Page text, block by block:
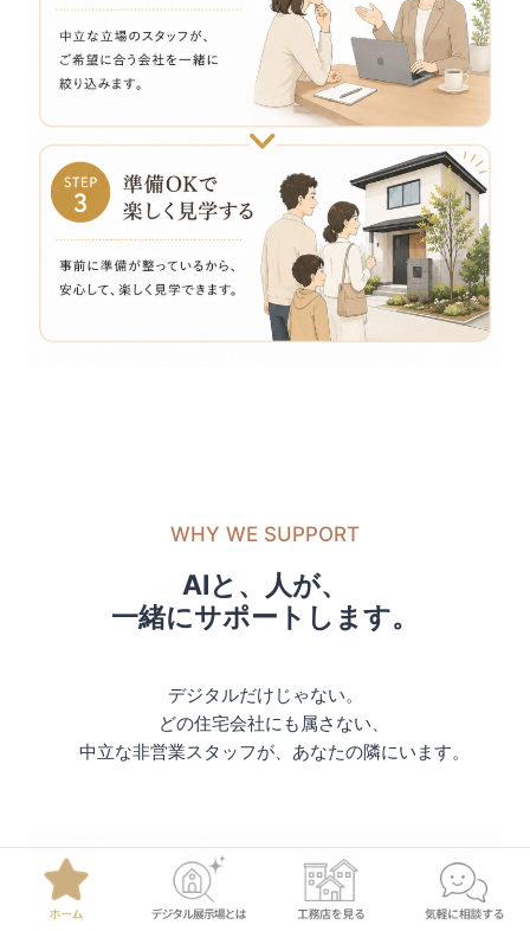
WHY WE SUPPORT
AIと、人が、
一緒にサポートします。
デジタルだけじゃない。
どの住宅会社にも属さない、
中立な非営業スタッフが、あなたの隣にいます。